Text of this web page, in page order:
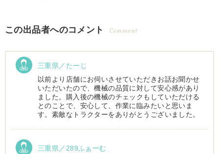
この出品者へのコメント Comment
三重県／たーじ
以前より店舗にお伺いさせていただきお話お聞かせ
いただいたので、機械の品質に対して安心感があり
ました。購入後の機械のチェックもしていただける
とのことで、安心して、作業に臨みたいと思いま
す。素敵なトラクターをありがとうございました。
三重県／289ふぁーむ